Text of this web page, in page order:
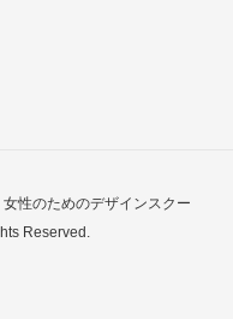
性のためのデザインスクー
Reserved.